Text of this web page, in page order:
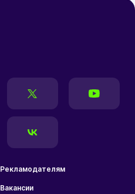
Рекламодателям
Вакансии